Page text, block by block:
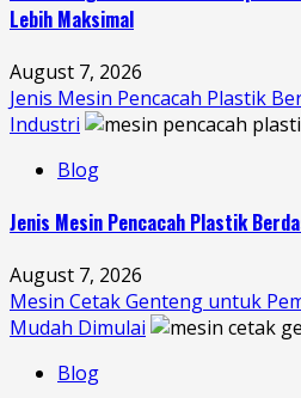
Lebih Maksimal
August 7, 2026
Jenis Mesin Pencacah Plastik
Industri
Blog
Jenis Mesin Pencacah Plastik
August 7, 2026
Mesin Cetak Genteng untuk
Mudah Dimulai
Blog